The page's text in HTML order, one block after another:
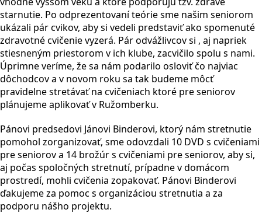
starnutie. Po odprezentovaní teórie sme našim seniorom
ukázali pár cvikov, aby si vedeli predstaviť ako spomenuté
zdravotné cvičenie vyzerá. Pár odvážlivcov si , aj napriek
stiesneným priestorom v ich klube, zacvičilo spolu s nami.
Úprimne veríme, že sa nám podarilo osloviť čo najviac
dôchodcov a v novom roku sa tak budeme môcť
pravidelne stretávať na cvičeniach ktoré pre seniorov
plánujeme aplikovať v Ružomberku.
Pánovi predsedovi Jánovi Binderovi, ktorý nám stretnutie
pomohol zorganizovať, sme odovzdali 10 DVD s cvičeniami
pre seniorov a 14 brožúr s cvičeniami pre seniorov, aby si,
aj počas spoločných stretnutí, prípadne v domácom
prostredí, mohli cvičenia zopakovať. Pánovi Binderovi
ďakujeme za pomoc s organizáciou stretnutia a za
podporu nášho projektu.